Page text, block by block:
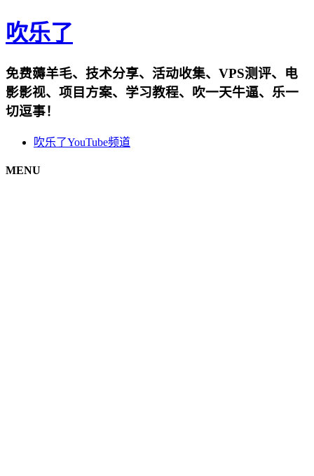
吹乐了
免费薅羊毛、技术分享、活动收集、VPS测评、电
影影视、项目方案、学习教程、吹一天牛逼、乐一
切逗事！
吹乐了YouTube频道
MENU